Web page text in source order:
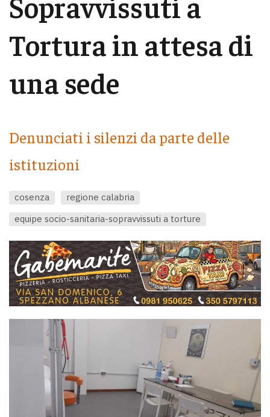
Tortura in attesa di
una sede
Denunciati i silenzi da parte delle
istituzioni
cosenza
regione calabria
equipe socio-sanitaria-sopravvissuti a torture